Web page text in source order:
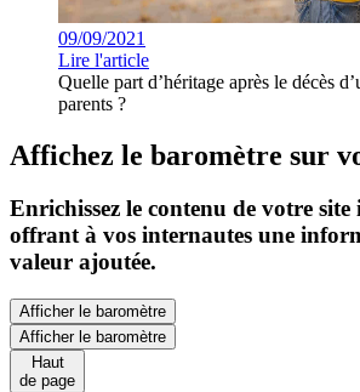
09/09/2021
Lire l'article
Quelle part d’héritage après le décès
parents ?
Affichez le baromètre sur
Enrichissez le contenu de votre site
offrant à vos internautes une
valeur ajoutée.
Afficher le baromètre
Afficher le baromètre
Haut
de page